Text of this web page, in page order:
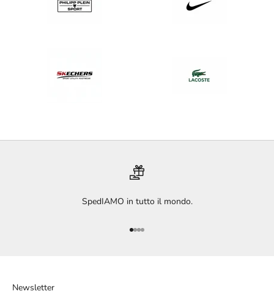
SpedIAMO in tutto il mondo.
Vai all'articolo 1
Vai all'articolo 2
Vai all'articolo 3
Vai all'articolo 4
Newsletter